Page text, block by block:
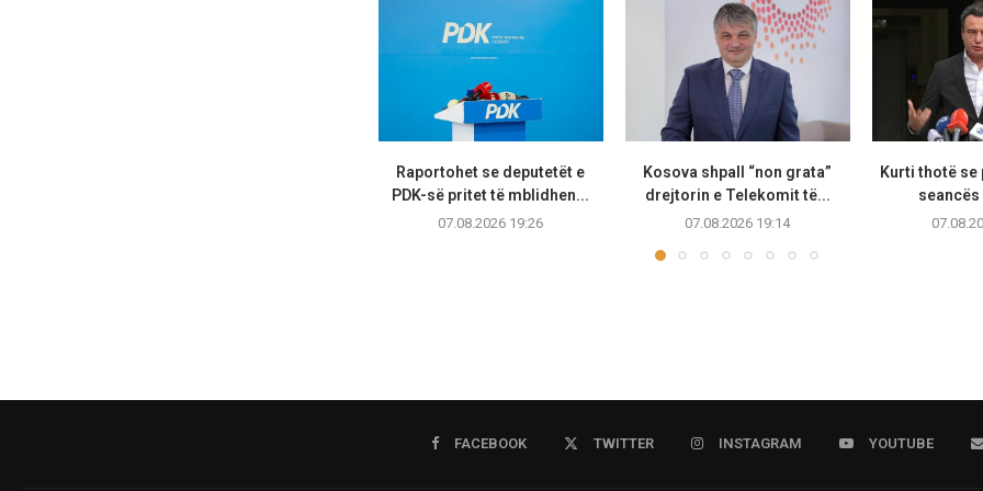
Raportohet se deputetët e
PDK-së pritet të mblidhen...
07.08.2026 19:26
Kosova shpall “non grata”
drejtorin e Telekomit të...
07.08.2026 19:14
Kurti thotë se
FACEBOOK TWITTER INSTAGRAM YOUTUBE